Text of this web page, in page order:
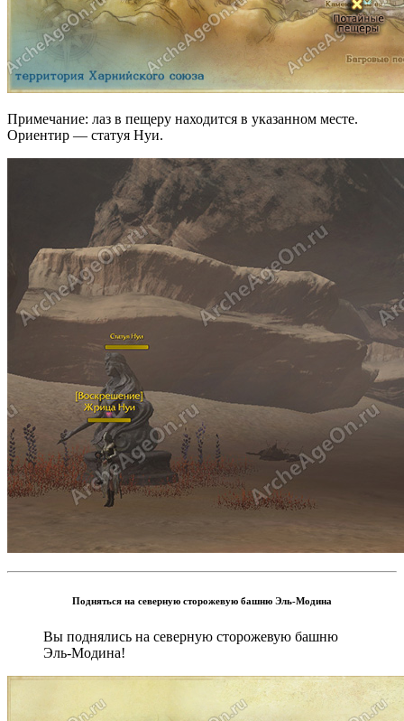
Примечание: лаз в пещеру находится в указанном месте.
Ориентир — статуя Нуи.
Подняться на северную сторожевую башню Эль-Модина
Вы поднялись на северную сторожевую башню
Эль-Модина!